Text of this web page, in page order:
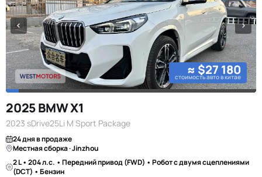
≈ $27 180
стоимость авто в китае
2025 BMW X1
2023 sDrive25Li M Sport Package
24 дня в продаже
Местная сборка · Jinzhou
2 L • 204 л.с. • Передний привод (FWD) • Робот с двумя сцеплениями
(DCT) • Бензин